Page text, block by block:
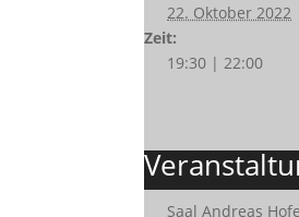
22. Oktober 2022
Zeit:
19:30 | 22:00
Saal Andreas